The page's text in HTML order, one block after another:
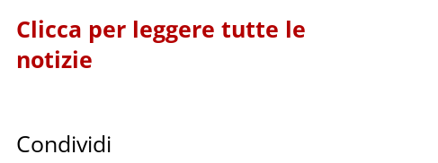
Clicca per leggere tutte le
notizie
Condividi